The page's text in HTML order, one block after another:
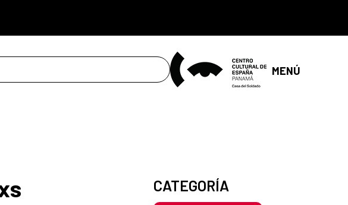
MENÚ
CATEGORÍA